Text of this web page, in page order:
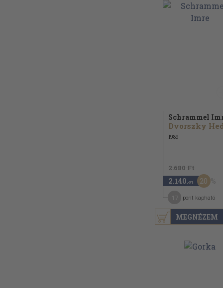
MEGNÉZEM
Schrammel
1989
2.680 Ft
2.140 ,-Ft 20
pont kapható